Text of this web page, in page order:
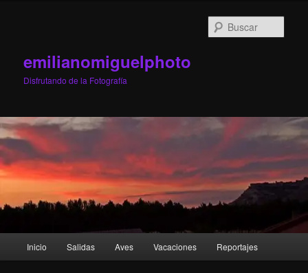
emilianomiguelphoto
Disfrutando de la Fotografía
Inicio Salidas Aves Vacaciones Reportajes